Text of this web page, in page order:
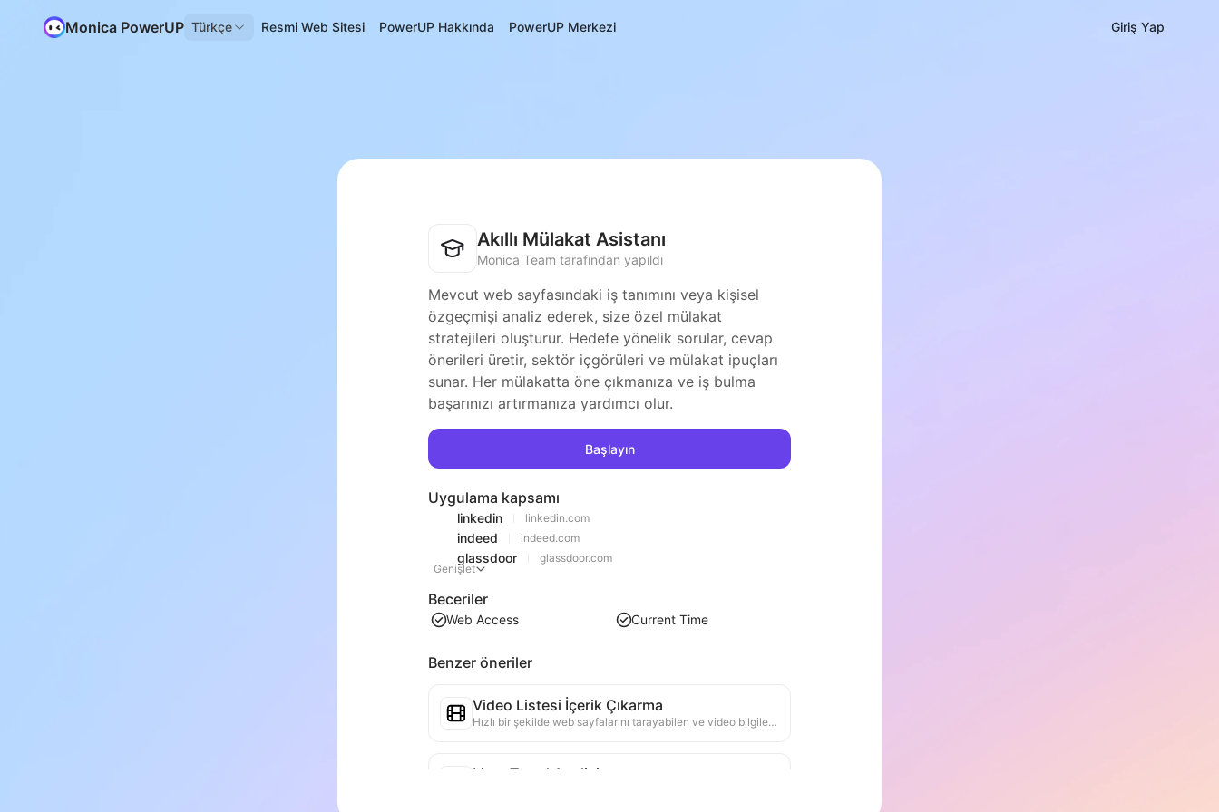
Monica PowerUP Türkçe Resmi Web Sitesi PowerUP Hakkında PowerUP Merkezi Giriş Yap
Akıllı Mülakat Asistanı
Monica Team tarafından yapıldı
Mevcut web sayfasındaki iş tanımını veya kişisel
özgeçmişi analiz ederek, size özel mülakat
stratejileri oluşturur. Hedefe yönelik sorular, cevap
önerileri üretir, sektör içgörüleri ve mülakat ipuçları
sunar. Her mülakatta öne çıkmanıza ve iş bulma
başarınızı artırmanıza yardımcı olur.
Başlayın
Uygulama kapsamı
linkedin linkedin.com
indeed indeed.com
glassdoor
glassdoor.com
Genişlet
Beceriler
Web Access Current Time
Benzer öneriler
Video Listesi İçerik Çıkarma
Hızlı bir şekilde web sayfalarını tarayabilen ve video bilgilerini yapılandırılmış Markdown tablosuna düzenleyebilen verimli bir web video içerik çıkarma aracı.
Liste Trend Analizi